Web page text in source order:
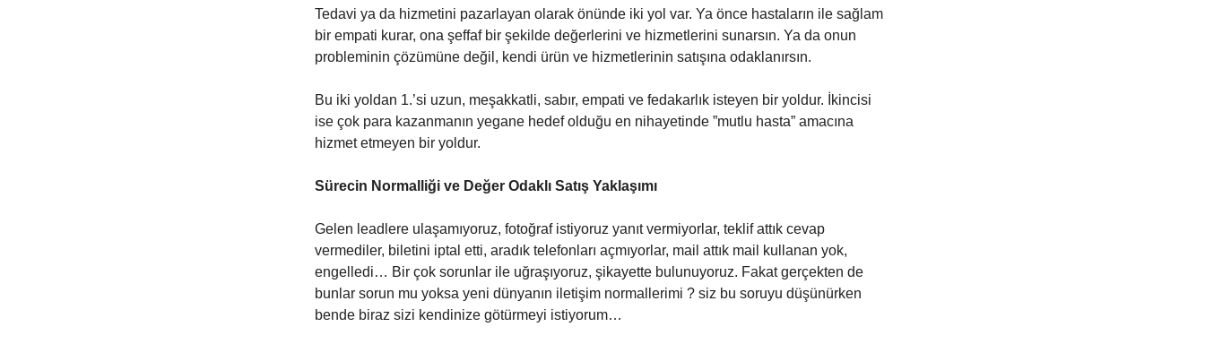
Tedavi ya da hizmetini pazarlayan olarak önünde iki yol var. Ya önce hastaların ile sağlam
bir empati kurar, ona şeffaf bir şekilde değerlerini ve hizmetlerini sunarsın. Ya da onun
probleminin çözümüne değil, kendi ürün ve hizmetlerinin satışına odaklanırsın.
Bu iki yoldan 1.’si uzun, meşakkatli, sabır, empati ve fedakarlık isteyen bir yoldur. İkincisi
ise çok para kazanmanın yegane hedef olduğu en nihayetinde ”mutlu hasta” amacına
hizmet etmeyen bir yoldur.
Sürecin Normalliği ve Değer Odaklı Satış Yaklaşımı
Gelen leadlere ulaşamıyoruz, fotoğraf istiyoruz yanıt vermiyorlar, teklif attık cevap
vermediler, biletini iptal etti, aradık telefonları açmıyorlar, mail attık mail kullanan yok,
engelledi… Bir çok sorunlar ile uğraşıyoruz, şikayette bulunuyoruz. Fakat gerçekten de
bunlar sorun mu yoksa yeni dünyanın iletişim normallerimi ? siz bu soruyu düşünürken
bende biraz sizi kendinize götürmeyi istiyorum…